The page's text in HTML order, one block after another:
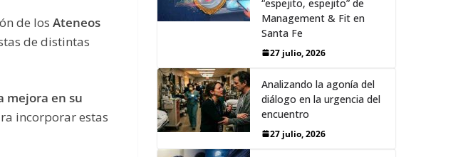
de los Ateneos
de distintas
mejora en su
incorporar estas
“espejito, espejito” de
Management & Fit en
Santa Fe
27 julio, 2026
Analizando la agonía del
diálogo en la urgencia del
encuentro
27 julio, 2026